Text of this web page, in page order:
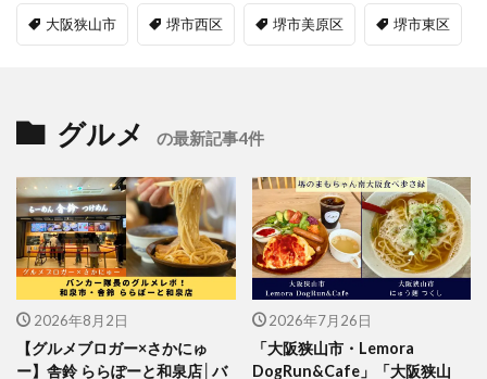
大阪狭山市 堺市西区 堺市美原区 堺市東区
グルメ の最新記事4件
2026年8月2日
【グルメブロガー×さかにゅ
ー】舎鈴 ららぽーと和泉店│バ
2026年7月26日
「大阪狭山市・Lemora
DogRun&Cafe」「大阪狭山